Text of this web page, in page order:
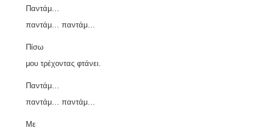
Παντάμ…
παντάμ… παντάμ…
Πίσω
μου τρέχοντας φτάνει.
Παντάμ…
παντάμ… παντάμ…
Με